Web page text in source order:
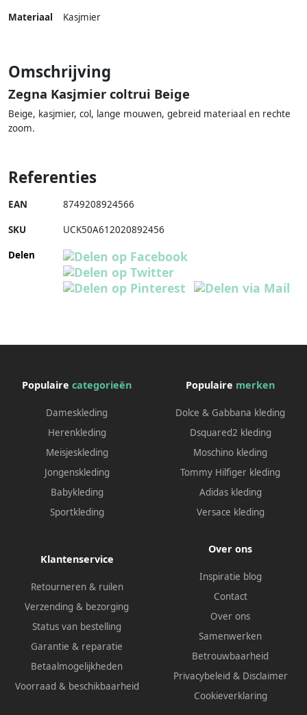
Materiaal
Kasjmier
Omschrijving
Zegna Kasjmier coltrui Beige
Beige, kasjmier, col, lange mouwen, gebreid materiaal en rechte
zoom.
Referenties
EAN 8749208924566
SKU UCK50A612020892456
Delen
Populaire categorieën
Dameskleding
Herenkleding
Meisjeskleding
Jongenskleding
Babykleding
Sportkleding
Populaire merken
Dolce & Gabbana kleding
Dsquared2 kleding
Moschino kleding
Tommy Hilfiger kleding
Adidas kleding
Versace kleding
Klantenservice
Retourneren & ruilen
Verzending & bezorging
Status van bestelling
Garantie & reparatie
Betaalmogelijkheden
Voorraad & beschikbaarheid
Over ons
Inspiratie blog
Contact
Over ons
Samenwerken
Betrouwbaarheid
Privacybeleid & Disclaimer
Cookieverklaring